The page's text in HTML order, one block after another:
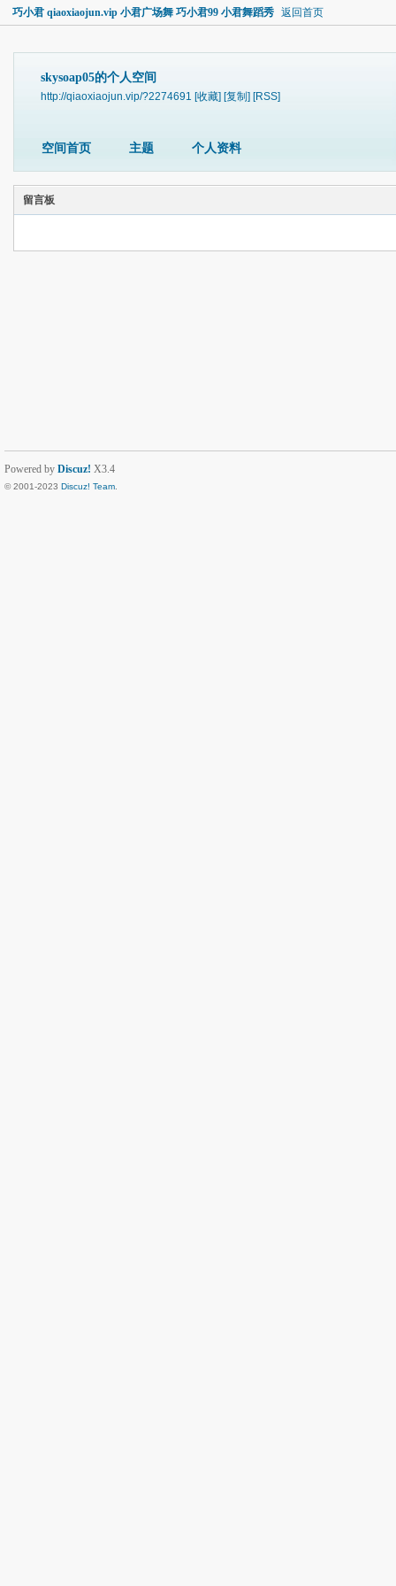
巧小君 qiaoxiaojun.vip 小君广场舞 巧小君99 小君舞蹈秀 返回首页
skysoap05的个人空间
http://qiaoxiaojun.vip/?2274691 [收藏] [复制] [RSS]
空间首页 主题 个人资料
留言板
Powered by Discuz! X3.4
© 2001-2023 Discuz! Team